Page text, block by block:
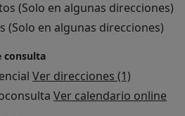
(Solo en algunas direcciones)
(Solo en algunas direcciones)
consulta
Ver direcciones (1)
Ver calendario online